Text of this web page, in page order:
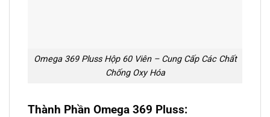
Omega 369 Pluss Hộp 60 Viên – Cung Cấp Các Chất
Chống Oxy Hóa
Thành Phần Omega 369 Pluss: